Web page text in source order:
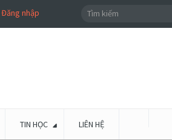
Đăng nhập
TIN HỌC LIÊN HỆ